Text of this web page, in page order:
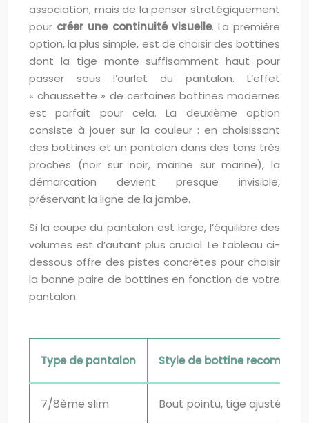
association, mais de la penser stratégiquement
pour créer une continuité visuelle. La première
option, la plus simple, est de choisir des bottines
dont la tige monte suffisamment haut pour
passer sous l’ourlet du pantalon. L’effet
« chaussette » de certaines bottines modernes
est parfait pour cela. La deuxième option
consiste à jouer sur la couleur : en choisissant
des bottines et un pantalon dans des tons très
proches (noir sur noir, marine sur marine), la
démarcation devient presque invisible,
préservant la ligne de la jambe.
Si la coupe du pantalon est large, l’équilibre des
volumes est d’autant plus crucial. Le tableau ci-
dessous offre des pistes concrètes pour choisir
la bonne paire de bottines en fonction de votre
pantalon.
Type de pantalon Style de bottine
7/8ème slim Bout pointu, tige ajustée